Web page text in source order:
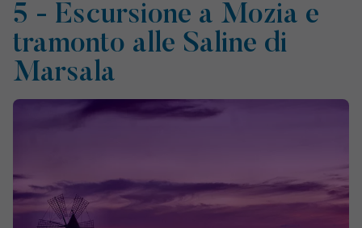
5 - Escursione a Mozia e
tramonto alle Saline di
Marsala